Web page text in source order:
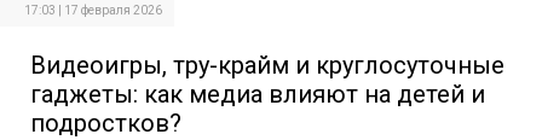
17:03 | 17 февраля 2026
Видеоигры, тру-крайм и круглосуточные
гаджеты: как медиа влияют на детей и
подростков?